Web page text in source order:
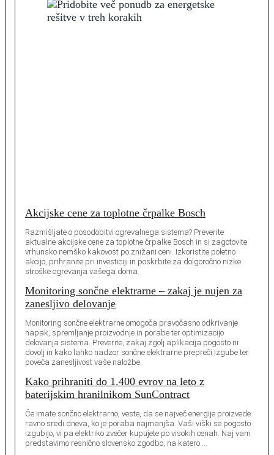
Akcijske cene za toplotne črpalke Bosch
Razmišljate o posodobitvi ogrevalnega sistema? Preverite
aktualne akcijske cene za toplotne črpalke Bosch in si zagotovite
vrhunsko nemško kakovost po znižani ceni. Izkoristite poletno
akcijo, prihranite pri investiciji in poskrbite za dolgoročno nizke
stroške ogrevanja vašega doma.
Monitoring sončne elektrarne – zakaj je nujen za
zanesljivo delovanje
Monitoring sončne elektrarne omogoča pravočasno odkrivanje
napak, spremljanje proizvodnje in porabe ter optimizacijo
delovanja sistema. Preverite, zakaj zgolj aplikacija pogosto ni
dovolj in kako lahko nadzor sončne elektrarne prepreči izgube ter
poveča zanesljivost vaše naložbe.
Kako prihraniti do 1.400 evrov na leto z
baterijskim hranilnikom SunContract
Če imate sončno elektrarno, veste, da se največ energije proizvede
ravno sredi dneva, ko je poraba najmanjša. Vaši viški se pogosto
izgubijo, vi pa elektriko zvečer kupujete po visokih cenah. Naj vam
predstavimo resnično slovensko zgodbo, na katero …